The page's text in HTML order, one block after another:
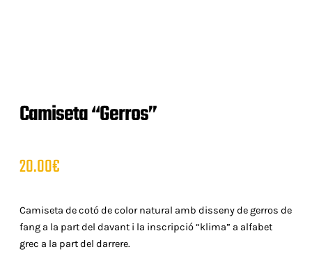
Camiseta “Gerros”
20.00€
Camiseta de cotó de color natural amb disseny de gerros de
fang a la part del davant i la inscripció “klima” a alfabet
grec a la part del darrere.